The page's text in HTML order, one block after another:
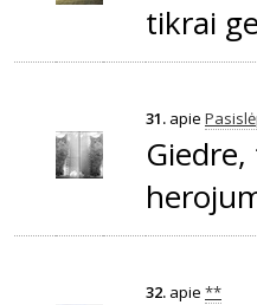
tikrai
31. apie
32. apie **